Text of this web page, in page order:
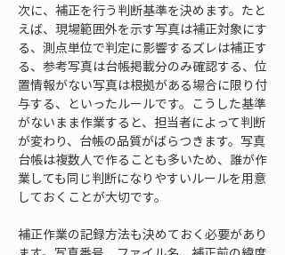
次に、補正を行う判断基準を決めます。たと
えば、現場範囲外を示す写真は補正対象にす
る、測点単位で判定に影響するズレは補正す
る、参考写真は台帳掲載分のみ確認する、位
置情報がない写真は根拠がある場合に限り付
与する、といったルールです。こうした基準
がないまま作業すると、担当者によって判断
が変わり、台帳の品質がばらつきます。写真
台帳は複数人で作ることも多いため、誰が作
業しても同じ判断になりやすいルールを用意
しておくことが大切です。
補正作業の記録方法も決めておく必要があり